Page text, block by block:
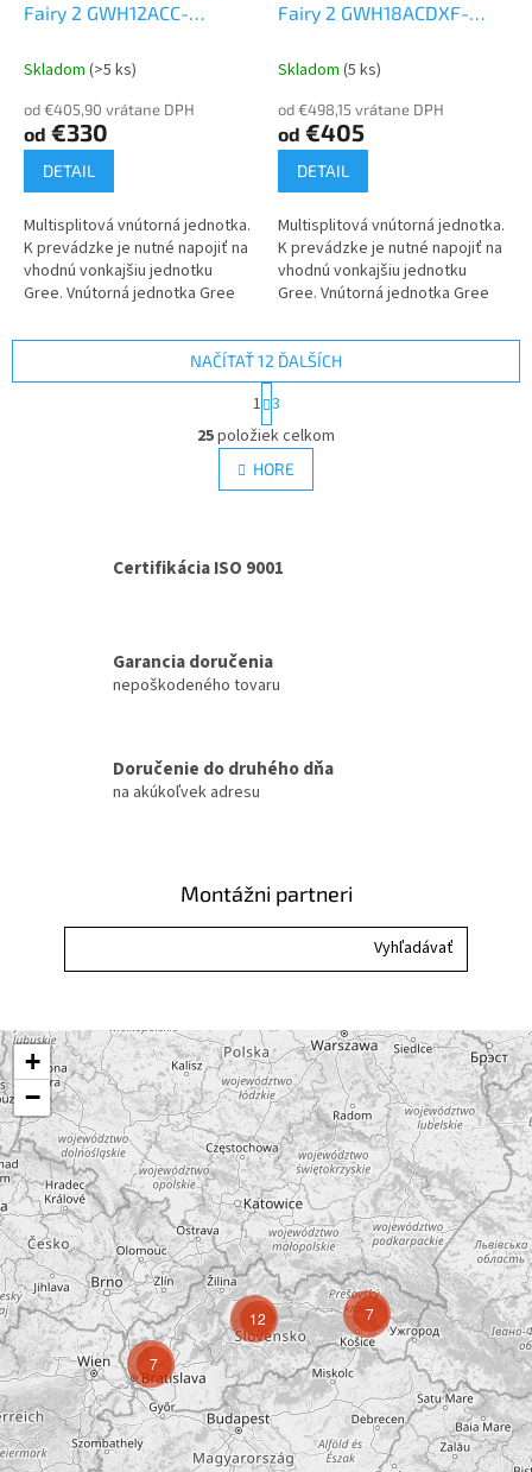
Fairy 2 GWH12ACC-
Vnútorná jednotka k Multi
Skladom (>5 ks)
od €405,90 vrátane DPH
od €330
DETAIL
Multisplitová vnútorná jednotka.
K prevádzke je nutné napojiť na
vhodnú vonkajšiu jednotku
Gree. Vnútorná jednotka Gree
kW.
Fairy 2 GWH18ACDXF-
jednotka k Multi Split
Skladom (5 ks)
od €498,15 vrátane DPH
od €405
DETAIL
Multisplitová vnútorná jednotka.
K prevádzke je nutné napojiť na
vhodnú vonkajšiu jednotku
Gree. Vnútorná jednotka Gree
5,2 kW.
O
v
l
á
c
i
v
k
ý
NAČÍTAŤ 12 ĎALŠÍCH
t
r
á
n
k
n
1 3
25položiek celkom
HORE
Certifikácia ISO 9001
Garancia doručenia
nepoškodeného tovaru
Doručenie do druhého dňa
na akúkoľvek adresu
Montážni partneri
7
7
12
+
−